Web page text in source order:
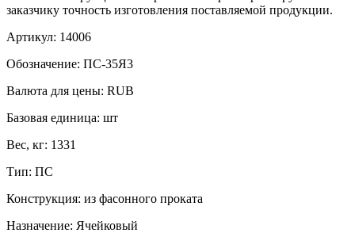
заказчику точность изготовления поставляемой продукции.
Артикул: 14006
Обозначение: ПС-35Я3
Валюта для цены: RUB
Базовая единица: шт
Вес, кг: 1331
Тип: ПС
Конструкция: из фасонного проката
Назначение: Ячейковый